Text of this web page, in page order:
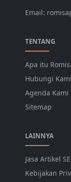
Email:
TENTANG
Apa itu
Hubungi Kami
Agenda Kami
Sitemap
LAINNYA
Jasa Artikel
Kebijakan